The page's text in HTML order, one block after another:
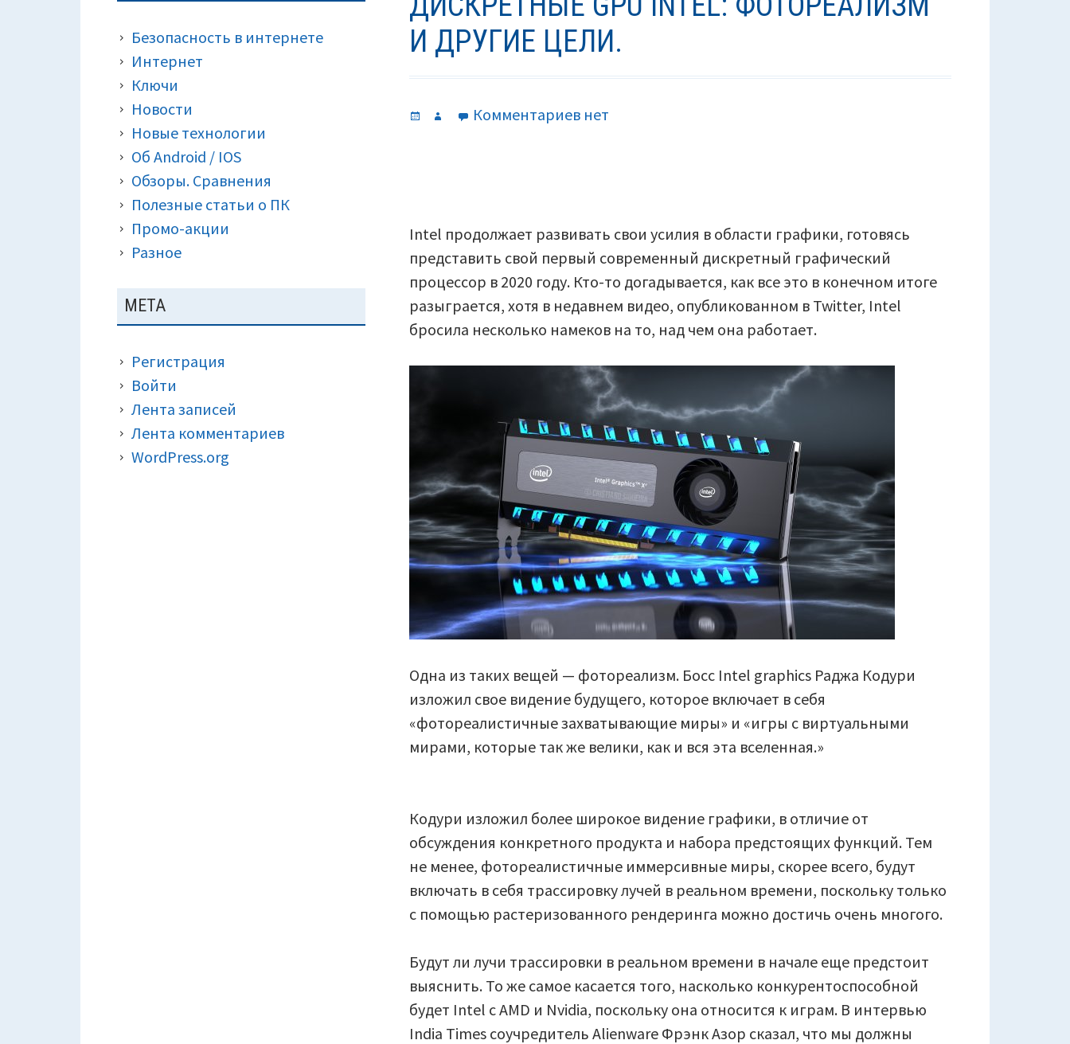
КРОШКИ)
И ДРУГИЕ ЦЕЛИ.
Опубликовано
Автор Комментариевк
фотореализм
и
другие
цели.
нет
Intel продолжает развивать свои усилия в области графики, готовясь
представить свой первый современный дискретный графический
процессор в 2020 году. Кто-то догадывается, как все это в конечном итоге
разыграется, хотя в недавнем видео, опубликованном в Twitter, Intel
бросила несколько намеков на то, над чем она работает.
Одна из таких вещей — фотореализм. Босс Intel graphics Раджа Кодури
изложил свое видение будущего, которое включает в себя
«фотореалистичные захватывающие миры» и «игры с виртуальными
мирами, которые так же велики, как и вся эта вселенная.»
Кодури изложил более широкое видение графики, в отличие от
обсуждения конкретного продукта и набора предстоящих функций. Тем
не менее, фотореалистичные иммерсивные миры, скорее всего, будут
включать в себя трассировку лучей в реальном времени, поскольку только
с помощью растеризованного рендеринга можно достичь очень многого.
Будут ли лучи трассировки в реальном времени в начале еще предстоит
выяснить. То же самое касается того, насколько конкурентоспособной
будет Intel с AMD и Nvidia, поскольку она относится к играм. В интервью
India Times соучредитель Alienware Фрэнк Азор сказал, что мы должны
ПАНЕЛЬ
Безопасность в интернете
Интернет
Ключи
Новости
Новые технологии
Об Android / IOS
Обзоры. Сравнения
Полезные статьи о ПК
Промо-акции
Разное
МЕТА
Регистрация
Войти
Лента записей
Лента комментариев
WordPress.org